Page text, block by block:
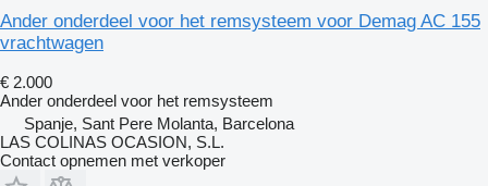
Ander onderdeel voor het remsysteem voor Demag AC 155
vrachtwagen
€ 2.000
Ander onderdeel voor het remsysteem
Spanje, Sant Pere Molanta, Barcelona
LAS COLINAS OCASION, S.L.
Contact opnemen met verkoper